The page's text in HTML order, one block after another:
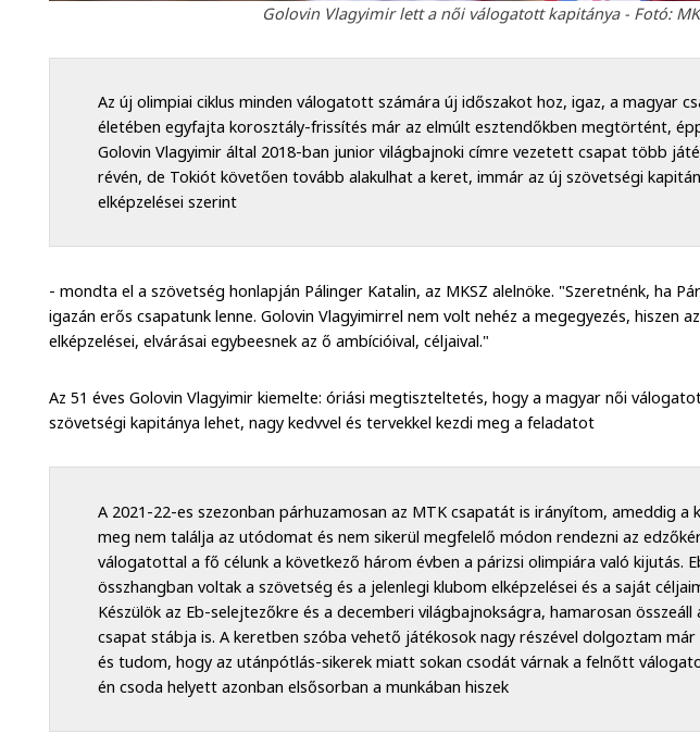
Golovin Vlagyimir lett a női válogatott kapitánya - Fotó:
Az új olimpiai ciklus minden válogatott számára új időszakot hoz, igaz, a magyar
életében egyfajta korosztály-frissítés már az elmúlt esztendőkben megtörtént,
Golovin Vlagyimir által 2018-ban junior világbajnoki címre vezetett csapat több
révén, de Tokiót követően tovább alakulhat a keret, immár az új szövetségi
elképzelései szerint
- mondta el a szövetség honlapján Pálinger Katalin, az MKSZ alelnöke. "Szeretnénk, ha
igazán erős csapatunk lenne. Golovin Vlagyimirrel nem volt nehéz a megegyezés, hiszen
elképzelései, elvárásai egybeesnek az ő ambícióival, céljaival."
Az 51 éves Golovin Vlagyimir kiemelte: óriási megtiszteltetés, hogy a magyar női
szövetségi kapitánya lehet, nagy kedvvel és tervekkel kezdi meg a feladatot
A 2021-22-es szezonban párhuzamosan az MTK csapatát is irányítom, ameddig a
meg nem találja az utódomat és nem sikerül megfelelő módon rendezni az
válogatottal a fő célunk a következő három évben a párizsi olimpiára való kijutás.
összhangban voltak a szövetség és a jelenlegi klubom elképzelései és a saját
Készülök az Eb-selejtezőkre és a decemberi világbajnokságra, hamarosan összeáll
csapat stábja is. A keretben szóba vehető játékosok nagy részével dolgoztam
és tudom, hogy az utánpótlás-sikerek miatt sokan csodát várnak a felnőtt
én csoda helyett azonban elsősorban a munkában hiszek